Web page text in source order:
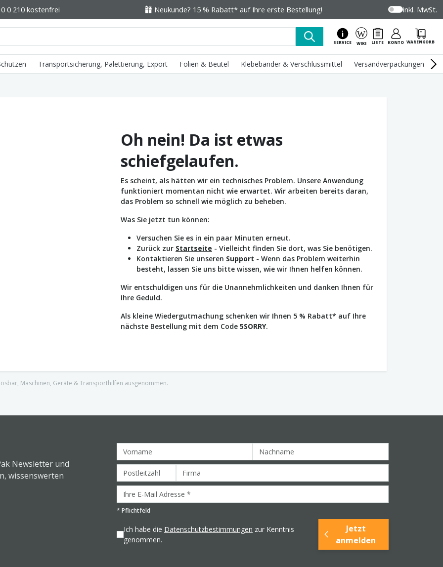
0 210 kostenfrei Neukunde? 15 % Rabatt* auf Ihre erste Bestellung! inkl. MwSt.
SERVICE WIKI LISTE KONTO WARENKORB
Transportsicherung, Palettierung, Export Folien & Beutel Klebebänder & Verschlussmittel Versandverpackungen
Oh nein! Da ist etwas
schiefgelaufen.
Es scheint, als hätten wir ein technisches Problem. Unsere Anwendung
funktioniert momentan nicht wie erwartet. Wir arbeiten bereits daran,
das Problem so schnell wie möglich zu beheben.
Was Sie jetzt tun können:
Versuchen Sie es in ein paar Minuten erneut.
Zurück zur Startseite - Vielleicht finden Sie dort, was Sie benötigen.
Kontaktieren Sie unseren Support - Wenn das Problem weiterhin
besteht, lassen Sie uns bitte wissen, wie wir Ihnen helfen können.
Wir entschuldigen uns für die Unannehmlichkeiten und danken Ihnen für
Ihre Geduld.
Als kleine Wiedergutmachung schenken wir Ihnen 5 % Rabatt* auf Ihre
nächste Bestellung mit dem Code 5SORRY.
Maschinen, Geräte & Transporthilfen ausgenommen.
Newsletter und
wissenswerten
* Pflichtfeld
Ich habe die Datenschutzbestimmungen zur Kenntnis
genommen.
Jetzt
anmelden